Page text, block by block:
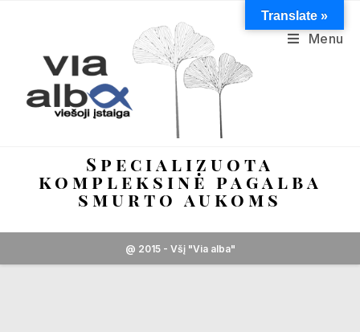
Menu
Specializuota
kompleksinė pagalba
smurto aukoms
@ 2015 - Všį "Via alba"
Translate »